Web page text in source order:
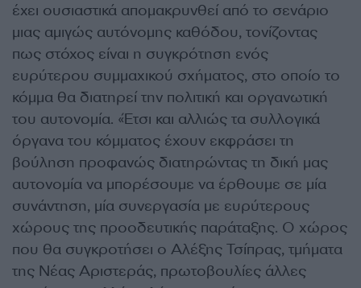
έχει ουσιαστικά απομακρυνθεί από το σενάριο
μιας αμιγώς αυτόνομης καθόδου, τονίζοντας
πως στόχος είναι η συγκρότηση ενός
ευρύτερου συμμαχικού σχήματος, στο οποίο το
κόμμα θα διατηρεί την πολιτική και οργανωτική
του αυτονομία. «Έτσι και αλλιώς τα συλλογικά
όργανα του κόμματος έχουν εκφράσει τη
βούληση προφανώς διατηρώντας τη δική μας
αυτονομία να μπορέσουμε να έρθουμε σε μία
συνάντηση, μία συνεργασία με ευρύτερους
χώρους της προοδευτικής παράταξης. Ο χώρος
που θα συγκροτήσει ο Αλέξης Τσίπρας, τμήματα
της Νέας Αριστεράς, πρωτοβουλίες άλλες